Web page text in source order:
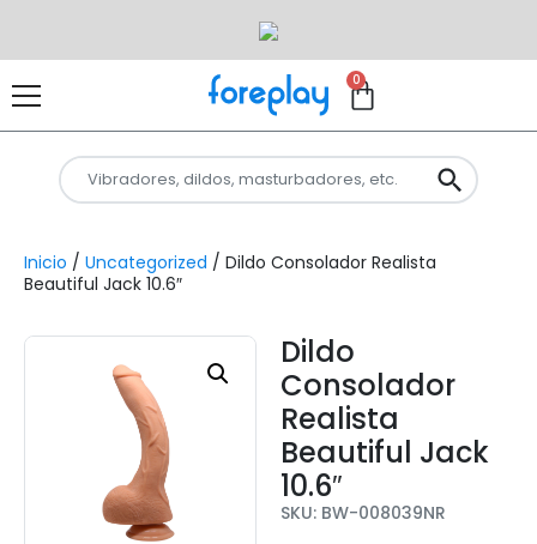
0
Inicio / Uncategorized / Dildo Consolador Realista
Beautiful Jack 10.6″
Dildo
Consolador
Realista
Beautiful Jack
10.6″
SKU: BW-008039NR